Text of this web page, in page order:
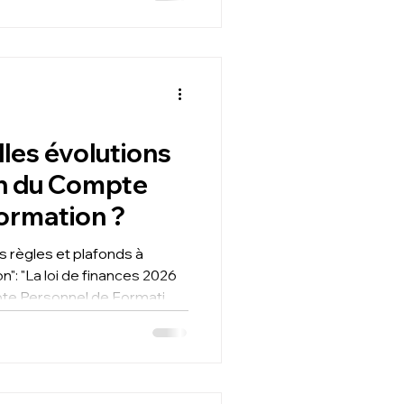
être réunies ? Comment
évolutions
du Compte
?
Personnel de Formation
du répertoire